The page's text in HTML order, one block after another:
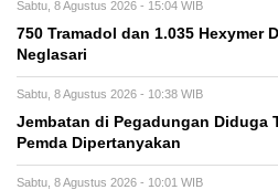
Sabtu, 8 Agustus 2026 - 15:04 WIB
750 Tramadol dan 1.035 Hexymer
Neglasari
Sabtu, 8 Agustus 2026 - 10:38 WIB
Jembatan di Pegadungan Diduga
Pemda Dipertanyakan
Sabtu, 8 Agustus 2026 - 10:01 WIB